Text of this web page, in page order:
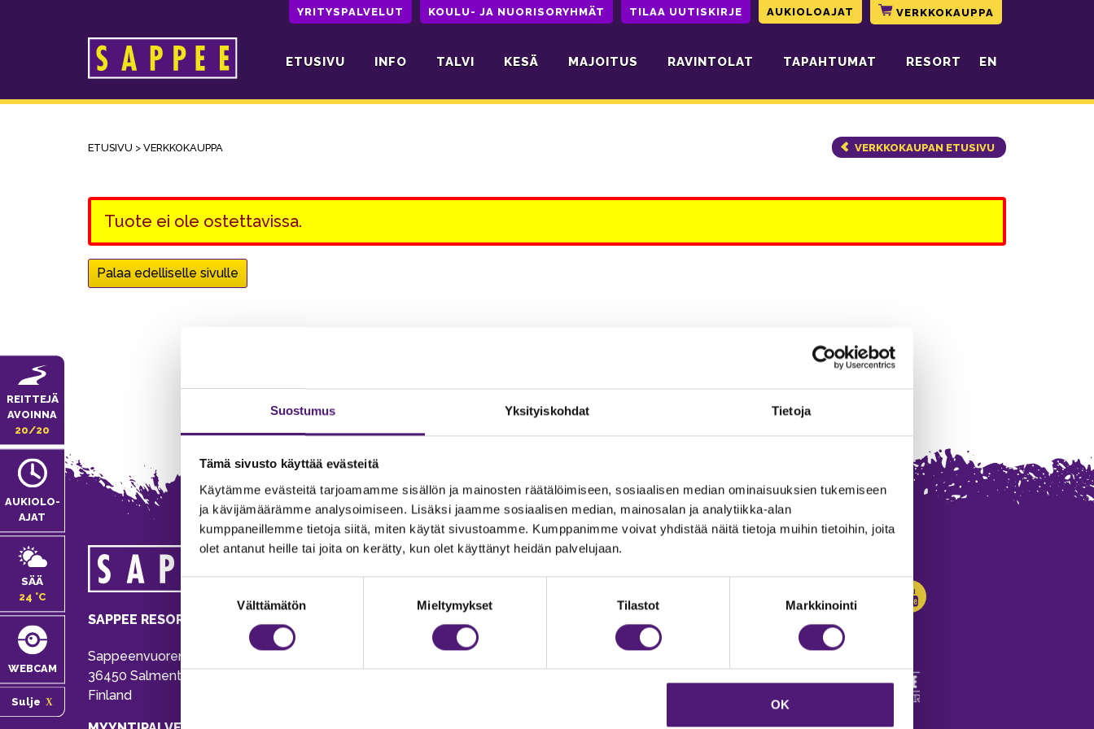
Suostumus Yksityiskohdat Tietoja
Tämä sivusto käyttää evästeitä
Käytämme evästeitä tarjoamamme sisällön ja mainosten räätälöimiseen, sosiaalisen median ominaisuuksien tukemiseen
ja kävijämäärämme analysoimiseen. Lisäksi jaamme sosiaalisen median, mainosalan ja analytiikka-alan
kumppaneillemme tietoja siitä, miten käytät sivustoamme. Kumppanimme voivat yhdistää näitä tietoja muihin tietoihin, joita
olet antanut heille tai joita on kerätty, kun olet käyttänyt heidän palvelujaan.
Välttämätön Mieltymykset Tilastot Markkinointi
OK
YRITYSPALVELUT KOULU- JA NUORISORYHMÄT TILAA UUTISKIRJE AUKIOLOAJAT VERKKOKAUPPA
Päävalikko ETUSIVU INFO TALVI KESÄ MAJOITUS RAVINTOLAT TAPAHTUMAT RESORT EN
REITTEJÄ
AVOINNA
20/20
AUKIOLO­
AJAT
SÄÄ
24 °C
WEBCAM
Sulje
ETUSIVU > VERKKOKAUPPA VERKKOKAUPAN ETUSIVU
Tuote ei ole ostettavissa.
Palaa edelliselle sivulle
SAPPEE RESORT
Sappeenvuorentie 200
36450 Salmentaka, Pälkäne
Finland
MAJOITUS
020 755 9975
majoitus@sappee.fi
Vastuullisuus
Avoimet työpaikat
Anna palautetta
Evästeasetukset